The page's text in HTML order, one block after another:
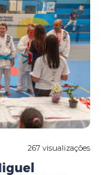
267 visualizações